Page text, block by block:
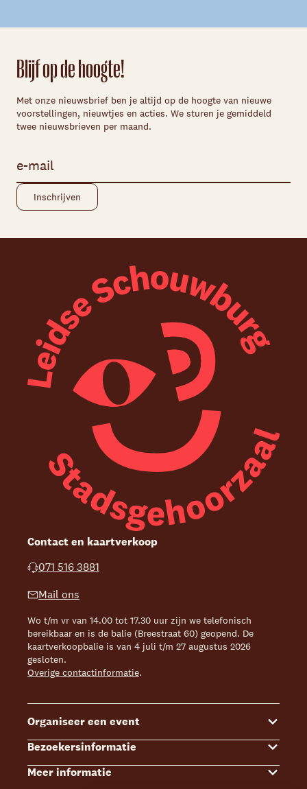
Blijf op de hoogte!
Met onze nieuwsbrief ben je altijd op de hoogte van nieuwe
voorstellingen, nieuwtjes en acties. We sturen je gemiddeld
twee nieuwsbrieven per maand.
Contact en kaartverkoop
071 516 3881
Mail ons
Wo t/m vr van 14.00 tot 17.30 uur zijn we telefonisch
bereikbaar en is de balie (Breestraat 60) geopend. De
kaartverkoopbalie is van 4 juli t/m 27 augustus 2026
gesloten.
Overige contactinformatie.
Organiseer een event
Events
Zalenoverzicht
Bezoekersinformatie
Kaartverkoop
Meer informatie